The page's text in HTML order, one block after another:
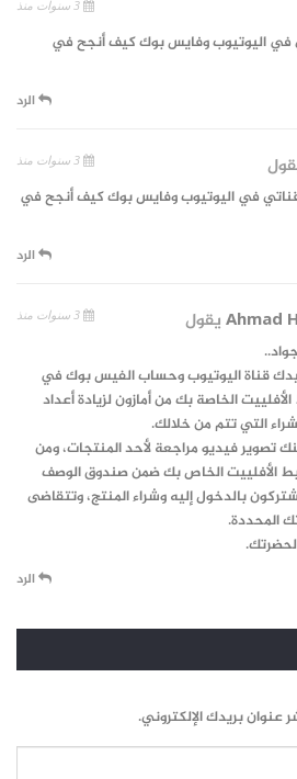
في اليوتيوب وفايس بوك كيف أنجح في
الرد
في اليوتيوب وفايس بوك كيف أنجح في
الرد
Ahmad يقول
قناة اليوتيوب وحساب الفيس بوك في
الخاصة بك من أمازون لزيادة أعداد
التي تتم من خلالك.
تصوير فيديو مراجعة لأحد المنتجات، ومن
الأفلييت الخاص بك ضمن صندوق الوصف
بالدخول إليه وشراء المنتج، وتتقاضى
المحددة.
الرد
عنوان بريدك الإلكتروني.